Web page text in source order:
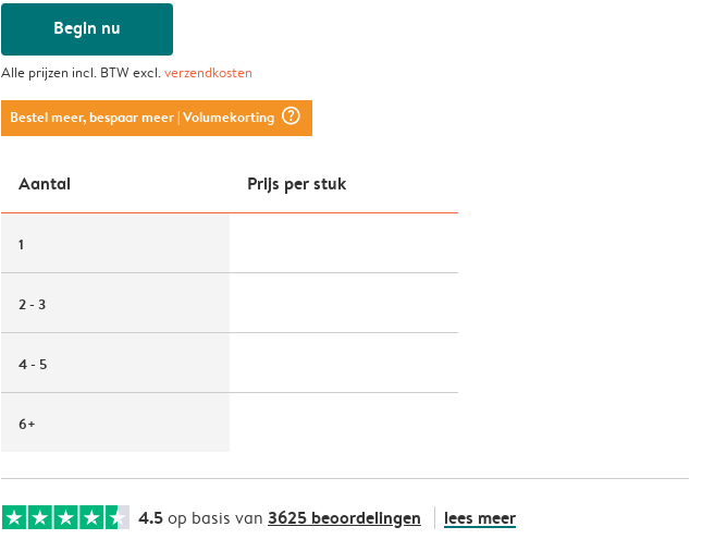
Begin nu
Alle prijzen incl. BTW excl.verzendkosten
Bestel meer, bespaar meer| Volumekorting question_mark_circle
Aantal Prijs per stuk
1
2 - 3
4 - 5
6+
4.5op basis van 3625 beoordelingen lees meer